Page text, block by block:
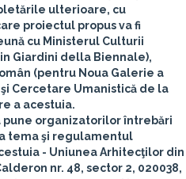
ulterioare, cu
proiectul propus va fi
cu Ministerul Culturii
Giardini della Biennale),
(pentru Noua Galerie a
Cercetare Umanistică de la
a acestuia.
pune organizatorilor întrebări
tema şi regulamentul
- Uniunea Arhitecţilor din
nr. 48, sector 2, 020038,